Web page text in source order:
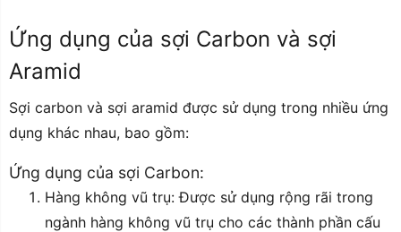
Ứng dụng của sợi Carbon và sợi
Aramid
Sợi carbon và sợi aramid được sử dụng trong nhiều ứng
dụng khác nhau, bao gồm:
Ứng dụng của sợi Carbon:
Hàng không vũ trụ: Được sử dụng rộng rãi trong
ngành hàng không vũ trụ cho các thành phần cấu